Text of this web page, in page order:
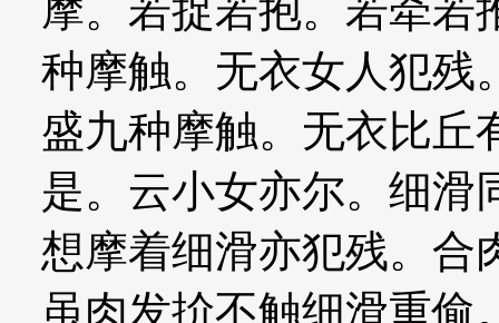
摩。若捉若抱。若牵若
种摩触。无衣女人犯残
盛九种摩触。无衣比丘
是。云小女亦尔。细滑
想摩着细滑亦犯残。合
虽肉发扴不触细滑重偷